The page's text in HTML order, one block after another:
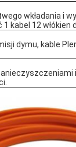
wkładania i
kabel 12 włókien
dymu, kable